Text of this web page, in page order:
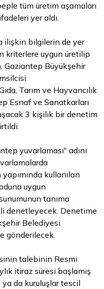
tüm üretim aşamaları
yer aldı.
ilişkin bilgilerin de yer
kriterlere uygun üretilip
Gaziantep Büyükşehir
Tarım ve Hayvancılık
Esnaf ve Sanatkarları
3 kişilik bir denetim
yuvarlaması" adını
kullanılan
uygun
tanıma
denetleyecek. Denetime
Belediyesi
gönderilecek.
talebinin Resmi
itiraz süresi başlamış
da kuruluşlar tescil